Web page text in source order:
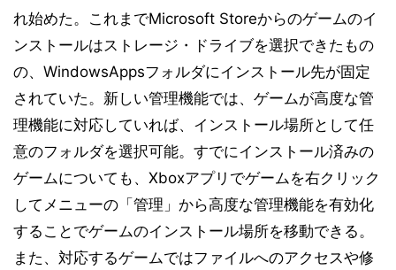
れ始めた。これまでMicrosoft Storeからのゲームのイ
ンストールはストレージ・ドライブを選択できたもの
の、WindowsAppsフォルダにインストール先が固定
されていた。新しい管理機能では、ゲームが高度な管
理機能に対応していれば、インストール場所として任
意のフォルダを選択可能。すでにインストール済みの
ゲームについても、Xboxアプリでゲームを右クリック
してメニューの「管理」から高度な管理機能を有効化
することでゲームのインストール場所を移動できる。
また、対応するゲームではファイルへのアクセスや修